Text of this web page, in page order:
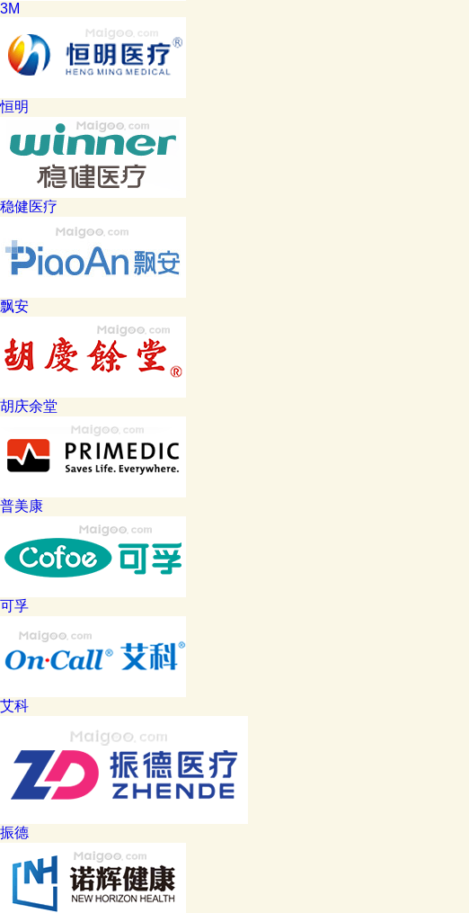
3M
恒明
稳健医疗
飘安
胡庆余堂
普美康
可孚
艾科
振德